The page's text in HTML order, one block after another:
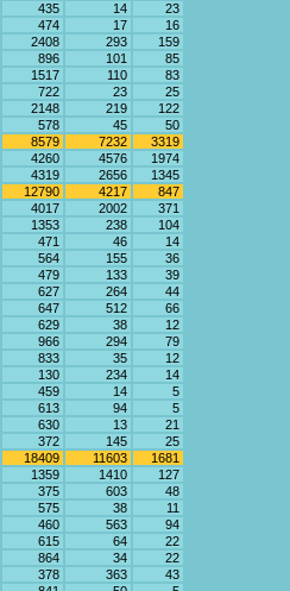
435 14
23
474 17
16
2408 293
159
896 101
85
1517 110
83
722 23
25
2148 219
122
578 45
50
8579 7232
3319
4260 4576
1974
4319 2656
1345
12790 4217
847
4017 2002
371
1353 238
104
471 46
14
564 155
36
479 133
39
627 264
44
647 512
66
629 38
12
966 294
79
833 35
12
130 234
14
459 14
5
613 94
5
630 13
21
372 145
25
18409 11603
1681
1359 1410
127
375 603
48
575 38
11
460 563
94
615 64
22
864 34
22
378 363
43